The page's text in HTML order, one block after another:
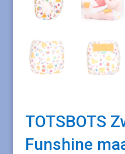
TOTSBOTS
Funshine